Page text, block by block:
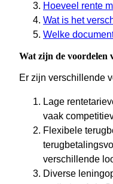
Hoeveel rente
Wat is het
Welke
Wat zijn de voordelen
Er zijn verschillende
Lage
vaak
Flexibele
verschillende
Diverse